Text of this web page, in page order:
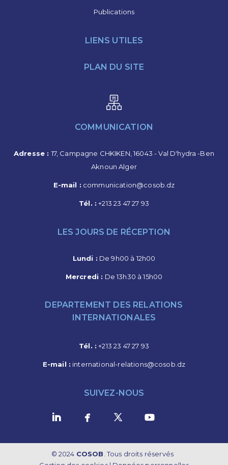
Publications
LIENS UTILES
PLAN DU SITE
COMMUNICATION
Adresse : 17, Campagne CHKIKEN, 16043 - Val D'hydra -Ben
Aknoun Alger
E-mail : communication@cosob.dz
Tél. : +213 23 47 27 93
LES JOURS DE RÉCEPTION
Lundi : De 9h00 à 12h00
Mercredi : De 13h30 à 15h00
DEPARTEMENT DES RELATIONS
INTERNATIONALES
Tél. : +213 23 47 27 93
E-mail : international-relations@cosob.dz
SUIVEZ-NOUS
© 2024 COSOB . Tous droits réservés